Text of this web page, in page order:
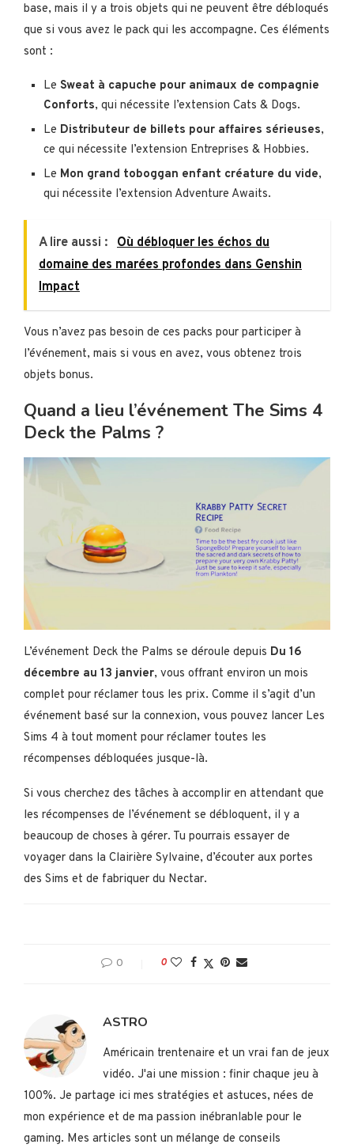
base, mais il y a trois objets qui ne peuvent être débloqués
que si vous avez le pack qui les accompagne. Ces éléments
sont :
Le Sweat à capuche pour animaux de compagnie
Conforts, qui nécessite l’extension Cats & Dogs.
Le Distributeur de billets pour affaires sérieuses,
ce qui nécessite l’extension Entreprises & Hobbies.
Le Mon grand toboggan enfant créature du vide,
qui nécessite l’extension Adventure Awaits.
A lire aussi :
Où débloquer les échos du
domaine des marées profondes dans Genshin
Impact
Vous n’avez pas besoin de ces packs pour participer à
l’événement, mais si vous en avez, vous obtenez trois
objets bonus.
Quand a lieu l’événement The Sims 4
Deck the Palms ?
L’événement Deck the Palms se déroule depuis Du 16
décembre au 13 janvier, vous offrant environ un mois
complet pour réclamer tous les prix. Comme il s’agit d’un
événement basé sur la connexion, vous pouvez lancer Les
Sims 4 à tout moment pour réclamer toutes les
récompenses débloquées jusque-là.
Si vous cherchez des tâches à accomplir en attendant que
les récompenses de l’événement se débloquent, il y a
beaucoup de choses à gérer. Tu pourrais essayer de
voyager dans la Clairière Sylvaine, d’écouter aux portes
des Sims et de fabriquer du Nectar.
0 0
ASTRO
Américain trentenaire et un vrai fan de jeux
vidéo. J'ai une mission : finir chaque jeu à
100%. Je partage ici mes stratégies et astuces, nées de
mon expérience et de ma passion inébranlable pour le
gaming. Mes articles sont un mélange de conseils